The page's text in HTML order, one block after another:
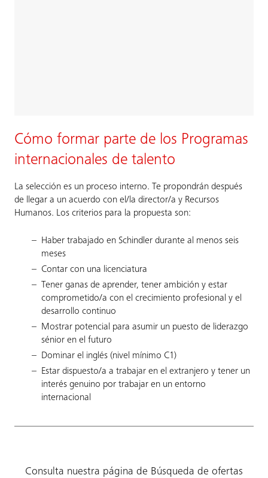
Cómo formar parte de los Programas
internacionales de talento
La selección es un proceso interno. Te propondrán después
de llegar a un acuerdo con el/la director/a y Recursos
Humanos. Los criterios para la propuesta son:​
Haber trabajado en Schindler durante al menos seis
meses
Contar con una licenciatura
Tener ganas de aprender, tener ambición y estar
comprometido/a con el crecimiento profesional y el
desarrollo continuo
Mostrar potencial para asumir un puesto de liderazgo
sénior en el futuro
Dominar el inglés (nivel mínimo C1)
Estar dispuesto/a a trabajar en el extranjero y tener un
interés genuino por trabajar en un entorno
internacional
Consulta nuestra página de Búsqueda de ofertas